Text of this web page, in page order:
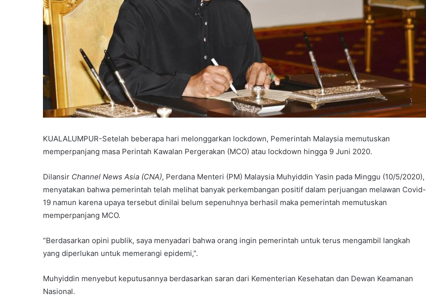
KUALALUMPUR-Setelah beberapa hari melonggarkan lockdown, Pemerintah Malaysia memutuskan
memperpanjang masa Perintah Kawalan Pergerakan (MCO) atau lockdown hingga 9 Juni 2020.
Dilansir Channel News Asia (CNA), Perdana Menteri (PM) Malaysia Muhyiddin Yasin pada Minggu (10/5/2020),
menyatakan bahwa pemerintah telah melihat banyak perkembangan positif dalam perjuangan melawan Covid-
19 namun karena upaya tersebut dinilai belum sepenuhnya berhasil maka pemerintah memutuskan
memperpanjang MCO.
“Berdasarkan opini publik, saya menyadari bahwa orang ingin pemerintah untuk terus mengambil langkah
yang diperlukan untuk memerangi epidemi,”.
Muhyiddin menyebut keputusannya berdasarkan saran dari Kementerian Kesehatan dan Dewan Keamanan
Nasional.